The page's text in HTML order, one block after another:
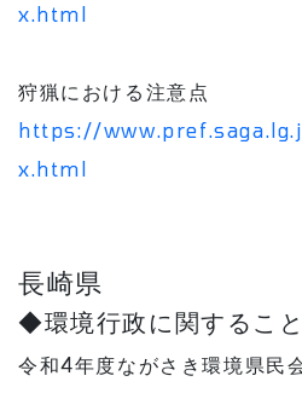
x.html
狩猟における注意点
https://
x.html
長崎県
◆環境行政に関すること
令和4年度ながさき環境県民